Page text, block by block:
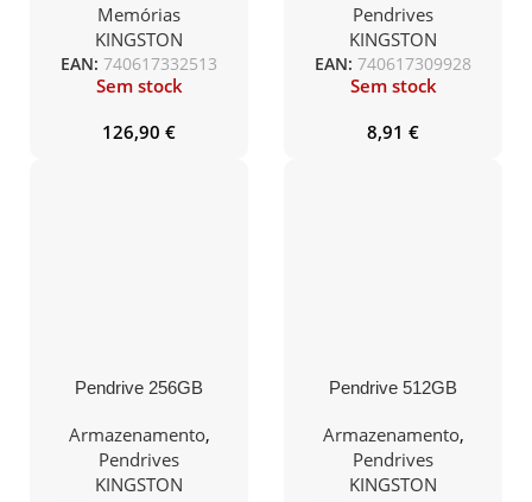
DDR5 5200 Mhz 16GB
CL42
Memórias
KINGSTON
EAN: 740617332513
Sem stock
126,90 €
128GB USB3.2 Gen 1
Pendrives
KINGSTON
EAN: 740617309928
Sem stock
8,91 €
Pendrive 256GB
Max USB 3.2
Armazenamento,
Pendrives
KINGSTON
Pendrive 512GB
Max USB Tipo-C
Armazenamento,
Pendrives
KINGSTON